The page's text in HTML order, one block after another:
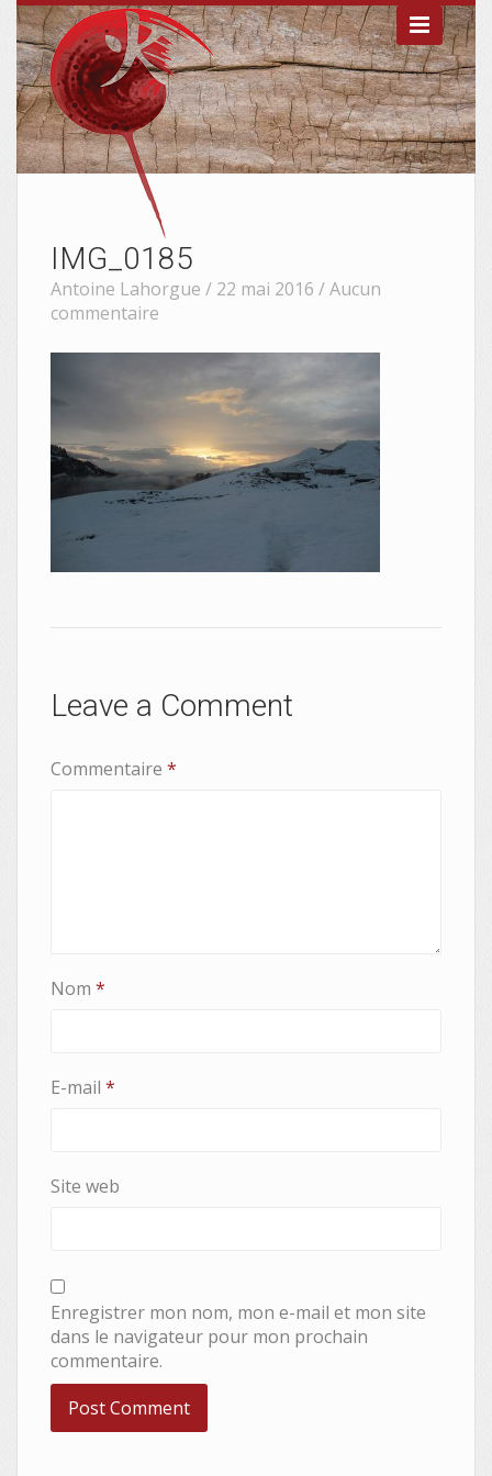

IMG_0185
Antoine Lahorgue / 22 mai 2016 /Aucun
commentaire
Leave a Comment
Commentaire *
Nom *
E-mail *
Site web
Enregistrer mon nom, mon e-mail et mon site
dans le navigateur pour mon prochain
commentaire.